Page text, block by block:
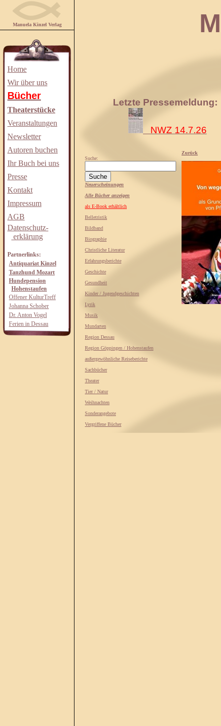
Manuela Kinzel Verlag
Home
Wir über uns
Bücher
Theaterstücke
Veranstaltungen
Newsletter
Autoren buchen
Ihr Buch bei uns
Presse
Kontakt
Impressum
AGB
Datenschutz-
erklärung
Partnerlinks:
Antiquariat Kinzel
Tanzhund Mozart
Hundepension
Hohenstaufen
Offener KulturTreff
Johanna Schober
Dr. Anton Vogel
Ferien in Dessau
Letzte Pressemeldung:
NWZ 14.7.26
Suche:
Neuerscheinungen
Alle Bücher anzeigen
als E-Book erhältlich
Belletristik
Bildband
Biographie
Christliche Literatur
Erfahrungsberichte
Geschichte
Gesundheit
Kinder / Jugendgeschichten
Lyrik
Musik
Mundarten
Region Dessau
Region Göppingen / Hohenstaufen
außergewöhnliche Reiseberichte
Sachbücher
Theater
Tier / Natur
Weihnachten
Sonderangebote
Vergriffene Bücher
Zurück